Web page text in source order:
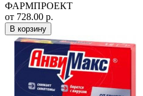
ФАРМПРОЕКТ
от 728.00 р.
В корзину